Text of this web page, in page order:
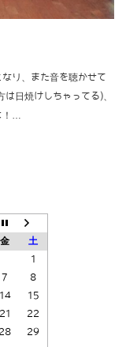
り、また音を聴かせて
日焼けしちゃってる)、
…
金
土
1
7
8
14
15
21
22
28
29